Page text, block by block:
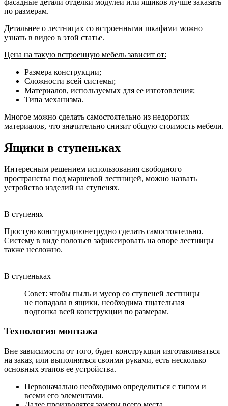
по размерам.
Детальнее о лестницах со встроенными шкафами можно
узнать в видео в этой статье.
Цена на такую встроенную мебель зависит от:
Размера конструкции;
Сложности всей системы;
Материалов, используемых для ее изготовления;
Типа механизма.
Многое можно сделать самостоятельно из недорогих
материалов, что значительно снизит общую стоимость мебели.
Ящики в ступеньках
Интересным решением использования свободного
пространства под маршевой лестницей, можно назвать
устройство изделий на ступенях.
В ступенях
Простую конструкциюнетрудно сделать самостоятельно.
Систему в виде полозьев зафиксировать на опоре лестницы
также несложно.
В ступеньках
Совет: чтобы пыль и мусор со ступеней лестницы
не попадала в ящики, необходима тщательная
подгонка всей конструкции по размерам.
Технология монтажа
Вне зависимости от того, будет конструкции изготавливаться
на заказ, или выполняться своими руками, есть несколько
основных этапов ее устройства.
Первоначально необходимо определиться с типом и
всеми его элементами.